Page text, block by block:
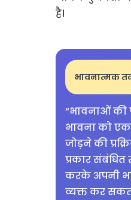
है।
भावनात्मक
“भावनाओं की
भावना को
जोड़ने की
प्रकार
करके अपनी
व्यक्त कर